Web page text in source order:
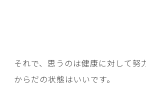
それで、思うのは健康に対して努
からだの状態はいいです。